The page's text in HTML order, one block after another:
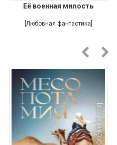
Её военная милость
[Любовная фантастика]